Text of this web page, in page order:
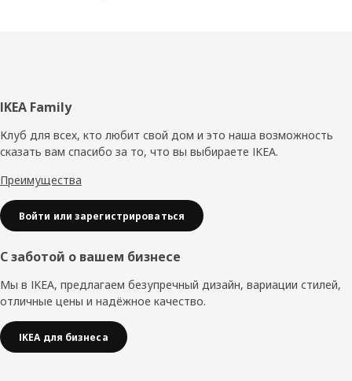
Нижний
колонтитул
IKEA Family
Клуб для всех, кто любит свой дом и это наша возможность
сказать вам спасибо за то, что вы выбираете IKEA.
Преимущества
Войти или зарегистрироваться
С заботой о вашем бизнесе
Мы в IKEA, предлагаем безупречный дизайн, вариации стилей,
отличные цены и надёжное качество.
IKEA для бизнеса